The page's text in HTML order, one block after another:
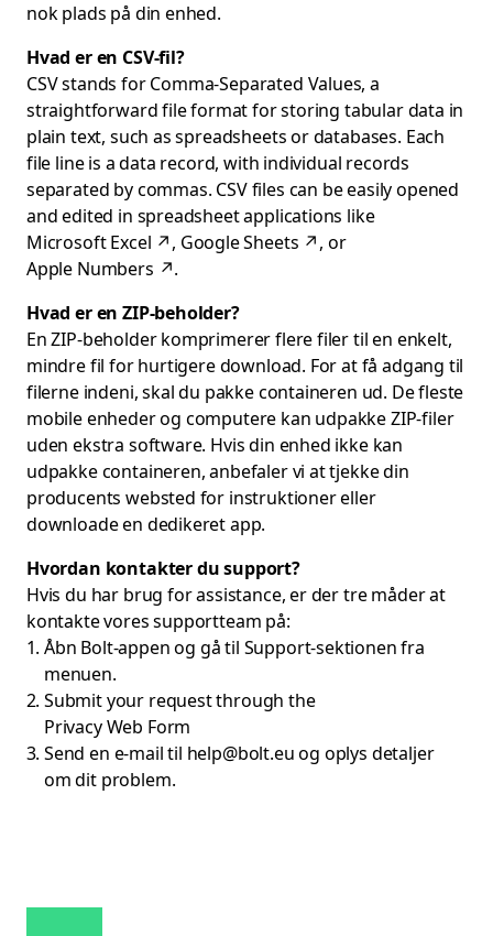
nok plads på din enhed.
Hvad er en CSV-fil?
CSV stands for Comma-Separated Values, a
straightforward file format for storing tabular data in
plain text, such as spreadsheets or databases. Each
file line is a data record, with individual records
separated by commas. CSV files can be easily opened
and edited in spreadsheet applications like
Microsoft Excel ↗, Google Sheets ↗, or
Apple Numbers ↗.
Hvad er en ZIP-beholder?
En ZIP-beholder komprimerer flere filer til en enkelt,
mindre fil for hurtigere download. For at få adgang til
filerne indeni, skal du pakke containeren ud. De fleste
mobile enheder og computere kan udpakke ZIP-filer
uden ekstra software. Hvis din enhed ikke kan
udpakke containeren, anbefaler vi at tjekke din
producents websted for instruktioner eller
downloade en dedikeret app.
Hvordan kontakter du support?
Hvis du har brug for assistance, er der tre måder at
kontakte vores supportteam på:
Åbn Bolt-appen og gå til Support-sektionen fra
menuen.
Submit your request through the
Privacy Web Form
Send en e-mail til help@bolt.euog oplys detaljer
om dit problem.